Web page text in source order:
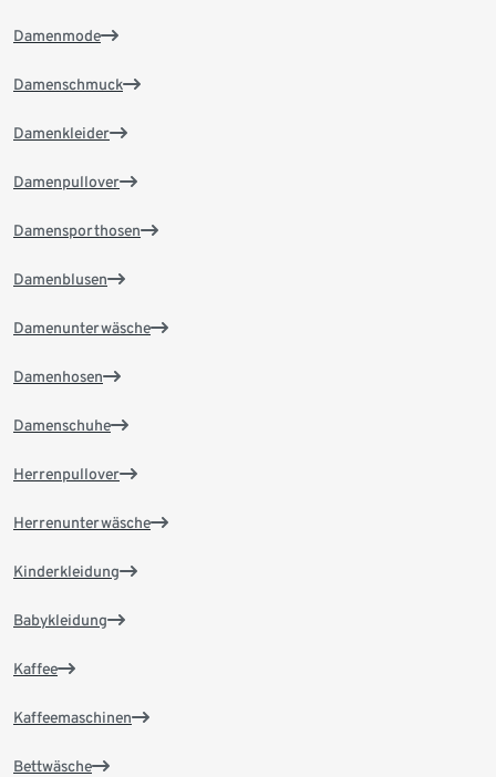
Damenmode
Damenschmuck
Damenkleider
Damenpullover
Damensporthosen
Damenblusen
Damenunterwäsche
Damenhosen
Damenschuhe
Herrenpullover
Herrenunterwäsche
Kinderkleidung
Babykleidung
Kaffee
Kaffeemaschinen
Bettwäsche